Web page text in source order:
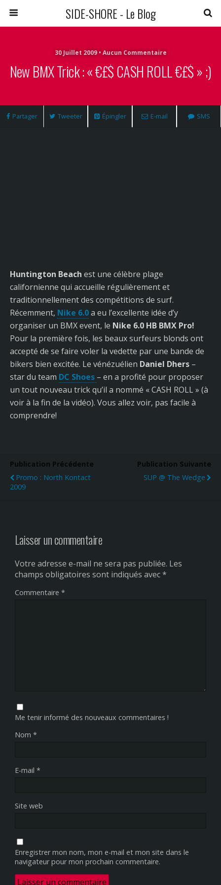
SIDE-SHORE - Le Blog
30 Juillet 2009 • Aucun Commentaire
New BMX Trick : « €£$ CASH ROLL €£$ » ;)
Partager Tweeter Épingler E-mail SMS
Huntington Beach est une célèbre plage
californienne qui accueille régulièrement et
traditionnellement des compétitions de surf.
Récemment, Nike 6.0a eu l’excellente idée d’y
organiser un BMX event, le Nike 6.0 HB BMX Pro!
Pour la première fois, les beaux surfeurs blonds ont
accepté de se faire voler la vedette par une bande de
bikers bien excitée. Le vénézuélien Daniel Dhers –
star du team DC Shoes – en a profité pour proposer
un tout nouveau trick qu’il a nommé « CASH ROLL » (à
voir à la fin de la vidéo). Vous allez voir, pas facile à
comprendre!
Publication Précédente
Promo : North Kontact
2009
Publication Suivante
SUP @ The Wedge
Laisser un commentaire
Votre adresse e-mail ne sera pas publiée. Les
champs obligatoires sont indiqués avec*
Commentaire *
Me tenir informé des nouveaux commentaires !
Nom *
E-mail *
Site web
Enregistrer mon nom, mon e-mail et mon site dans le
navigateur pour mon prochain commentaire.